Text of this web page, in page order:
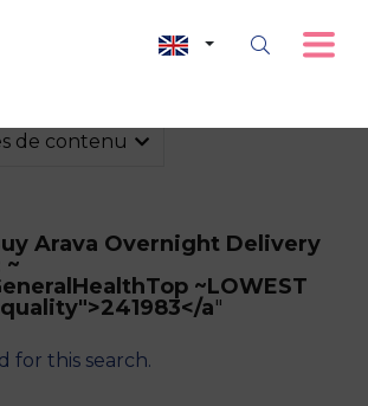
de contenu
Arava Overnight Delivery
~
~LOWEST
a"
for this search.